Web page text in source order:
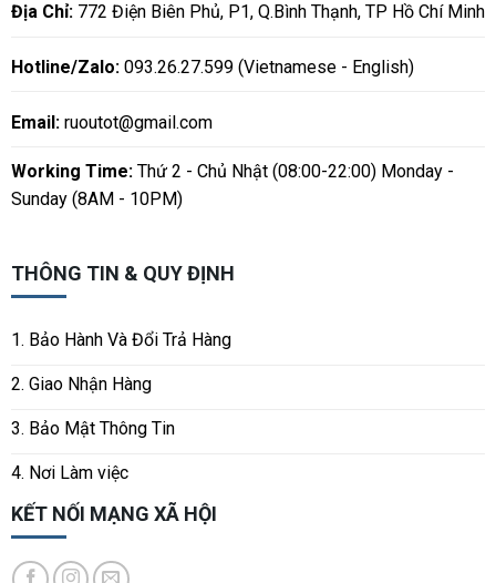
Địa Chỉ:772 Điện Biên Phủ, P1, Q.Bình Thạnh, TP Hồ Chí Minh
Hotline/Zalo:093.26.27.599 (Vietnamese - English)
Email: ruoutot@gmail.com
Working Time:Thứ 2 - Chủ Nhật (08:00-22:00) Monday -
Sunday (8AM - 10PM)
THÔNG TIN & QUY ĐỊNH
1. Bảo Hành Và Đổi Trả Hàng
2. Giao Nhận Hàng
3. Bảo Mật Thông Tin
4. Nơi Làm việc
KẾT NỐI MẠNG XÃ HỘI